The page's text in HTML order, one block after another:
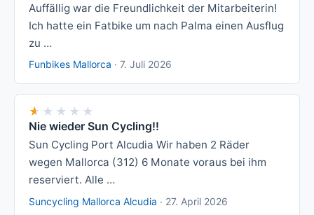
Auffällig war die Freundlichkeit der Mitarbeiterin!
Ich hatte ein Fatbike um nach Palma einen Ausflug
zu …
Funbikes Mallorca · 7. Juli 2026
★★★★★
★★★★★
Nie wieder Sun Cycling!!
Sun Cycling Port Alcudia Wir haben 2 Räder
wegen Mallorca (312) 6 Monate voraus bei ihm
reserviert. Alle …
Suncycling Mallorca Alcudia · 27. April 2026